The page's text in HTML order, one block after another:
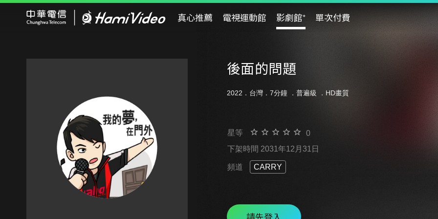
真心推薦 電視運動館 影劇館⁺ 單次付費
後面的問題
2022．台灣．7分鐘 ． 普遍級 ．HD畫質
星等
0
下架時間 2031年12月31日
頻道 CARRY